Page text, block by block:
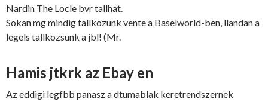
Nardin The Locle bvr tallhat.
Sokan mg mindig tallkozunk vente a Baselworld-ben, llandan a
legels tallkozsunk a jbl! (Mr.
Hamis jtkrk az Ebay en
Az eddigi legfbb panasz a dtumablak keretrendszernek